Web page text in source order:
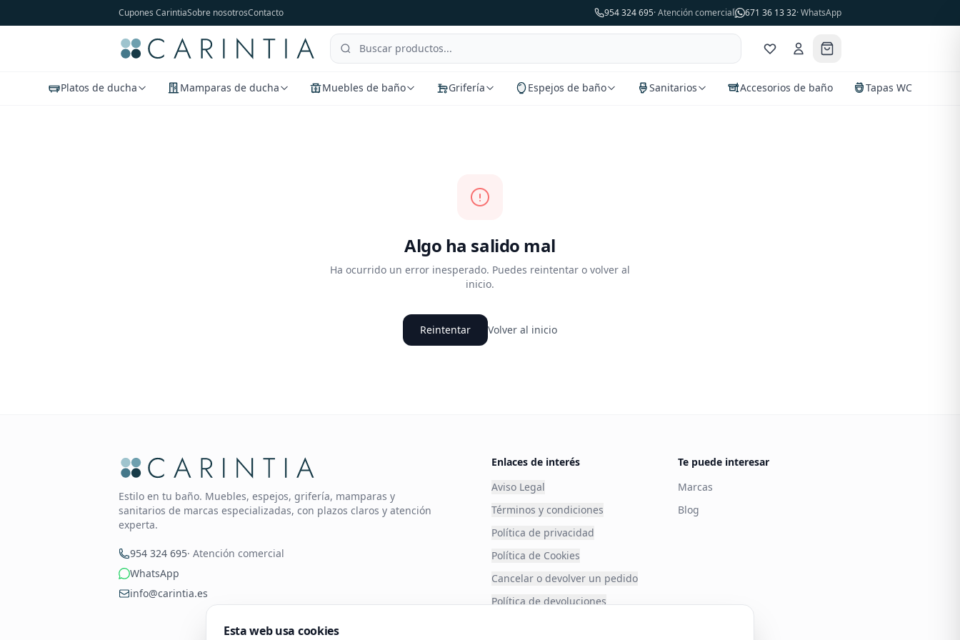
Cupones CarintiaSobre nosotrosContacto 954 324 695· Atención comercial 671 36 13 32· WhatsApp
Platos de ducha Mamparas de ducha Muebles de baño Grifería Espejos de baño Sanitarios Accesorios de baño Tapas WC
Algo ha salido mal
Ha ocurrido un error inesperado. Puedes reintentar o volver al
inicio.
Reintentar Volver al inicio
Estilo en tu baño. Muebles, espejos, grifería, mamparas y
sanitarios de marcas especializadas, con plazos claros y atención
experta.
954 324 695· Atención comercial
WhatsApp
info@carintia.es
Enlaces de interés
Aviso Legal
Términos y condiciones
Política de privacidad
Política de Cookies
Cancelar o devolver un pedido
Política de devoluciones
Te puede interesar
Marcas
Blog
Esta web usa cookies